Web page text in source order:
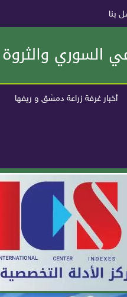
بنا
أخبار غرفة زراعة دمشق و ريفها